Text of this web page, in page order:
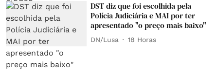
DST diz que foi escolhida pela
Polícia Judiciária e MAI por ter
apresentado "o preço mais baixo"
DN/Lusa 18 Horas